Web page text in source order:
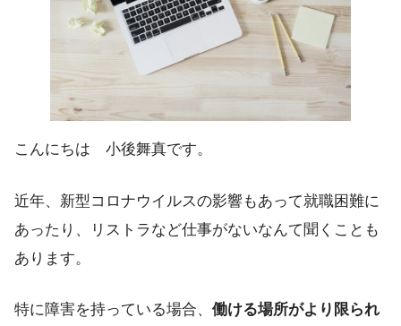
こんにちは 小後舞真です。
近年、新型コロナウイルスの影響もあって就職困難に
あったり、リストラなど仕事がないなんて聞くことも
あります。
特に障害を持っている場合、 働ける場所がより限られ